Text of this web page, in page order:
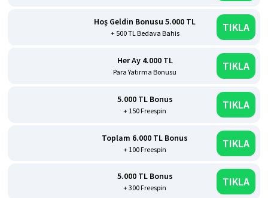
Hoş Geldin Bonusu 5.000 TL
+ 500 TL Bedava Bahis TIKLA
Her Ay 4.000 TL
Para Yatırma Bonusu TIKLA
5.000 TL Bonus
+ 150 Freespin TIKLA
Toplam 6.000 TL Bonus
+ 100 Freespin TIKLA
5.000 TL Bonus
+ 300 Freespin TIKLA